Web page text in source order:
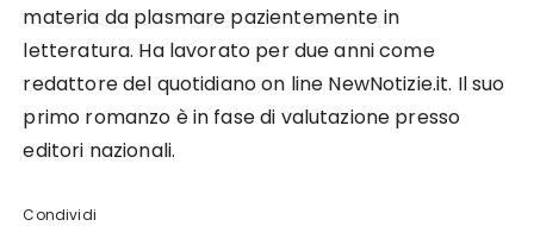
materia da plasmare pazientemente in
letteratura. Ha lavorato per due anni come
redattore del quotidiano on line NewNotizie.it. Il suo
primo romanzo è in fase di valutazione presso
editori nazionali.
Condividi